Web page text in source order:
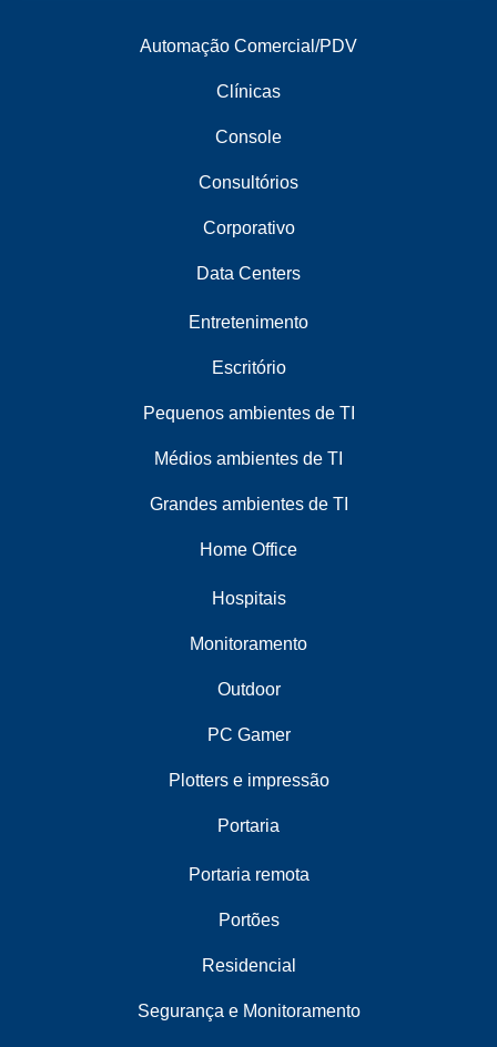
Automação Comercial/PDV
Clínicas
Console
Consultórios
Corporativo
Data Centers
Entretenimento
Escritório
Pequenos ambientes de TI
Médios ambientes de TI
Grandes ambientes de TI
Home Office
Hospitais
Monitoramento
Outdoor
PC Gamer
Plotters e impressão
Portaria
Portaria remota
Portões
Residencial
Segurança e Monitoramento